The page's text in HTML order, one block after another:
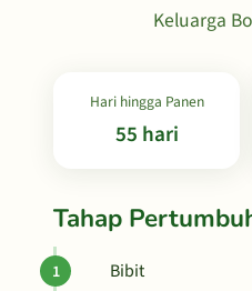
Keluarga
Hari hingga Panen
55 hari
Tahap
Bibit